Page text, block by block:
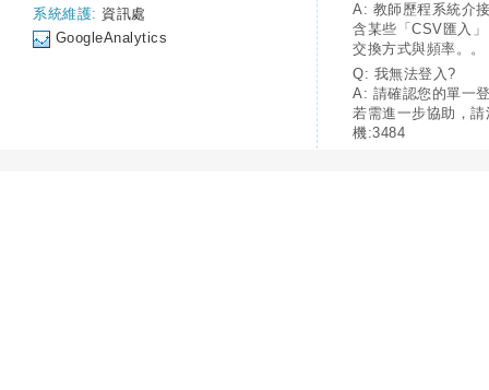
系統維護: 資訊處
GoogleAnalytics
A: 教師歷程系統介
含某些「CSV匯入
交換方式與頻率。。
Q: 我無法登入?
A: 請確認您的單一
若需進一步協助，
機:3484